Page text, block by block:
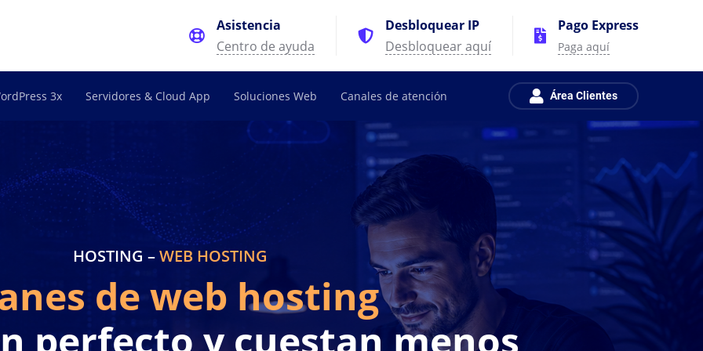
Asistencia
Centro de ayuda
Desbloquear IP
Desbloquear aquí
Pago Express
Paga aquí
3x Servidores & Cloud App Soluciones Web Canales de atención Área Clientes
HOSTING – WEB HOSTING
de web hosting
perfecto y cuestan menos